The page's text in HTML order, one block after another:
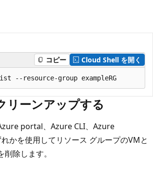
コピー Cloud Shell を開く
リーンアップする
portal、Azure CLI、Azure
かを使用してリソース グループのVMと
除します。